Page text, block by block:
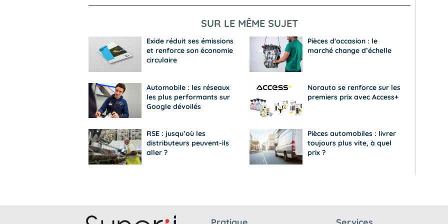
SUR LE MÊME SUJET
Exide réduit ses émissions
et renforce son économie
circulaire
Pièces d'occasion : le
marché change d’échelle
Automobile : les réseaux
les plus performants sur
Google dévoilés
Norauto se renforce sur les
premiers prix avec Access+
RSE : jusqu’où les
distributeurs peuvent-ils
aller ?
Pièces automobiles : livrer
toujours plus vite, à quel
prix ?